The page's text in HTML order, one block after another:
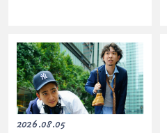
2026.08.05